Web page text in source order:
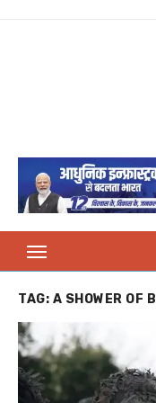
TAG: A SHOWER OF